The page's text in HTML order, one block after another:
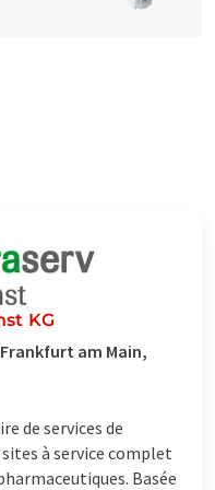
KG
am Main,
de services de
à service complet
Basée